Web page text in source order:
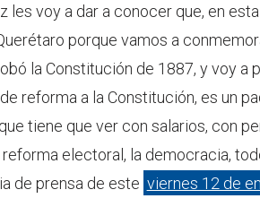
les voy a dar a conocer que, en
porque vamos a
la Constitución de 1887, y voy a
reforma a la Constitución, es un
tiene que ver con salarios, con
electoral, la democracia,
de prensa de este viernes 12 de